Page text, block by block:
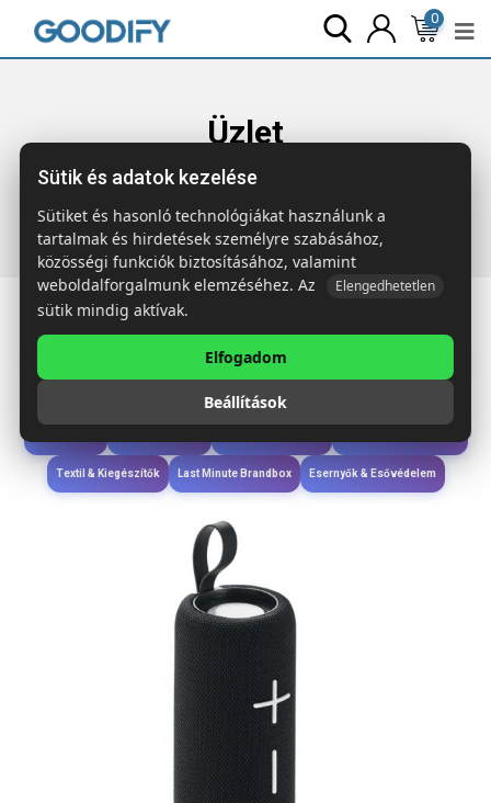
0
Üzlet
Főoldal Termékek Technológia & Kiegészítők
2x5W hangszóró
Étkezés & Ivás
Wellness & Ápolás
Textil & Kiegészítők Last Minute Brandbox Esernyők & Esővédelem
Sütik és adatok kezelése
Sütiket és hasonló technológiákat használunk a
tartalmak és hirdetések személyre szabásához,
közösségi funkciók biztosításához, valamint
weboldalforgalmunk elemzéséhez. Az
Elengedhetetlen
sütik mindig aktívak.
Elfogadom
Beállítások